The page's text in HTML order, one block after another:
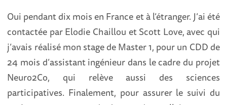
Oui pendant dix mois en France et à l’étranger. J’ai été
contactée par Elodie Chaillou et Scott Love, avec qui
j’avais réalisé mon stage de Master 1, pour un CDD de
24 mois d’assistant ingénieur dans le cadre du projet
Neuro2Co, qui relève aussi des sciences
participatives. Finalement, pour assurer le suivi du